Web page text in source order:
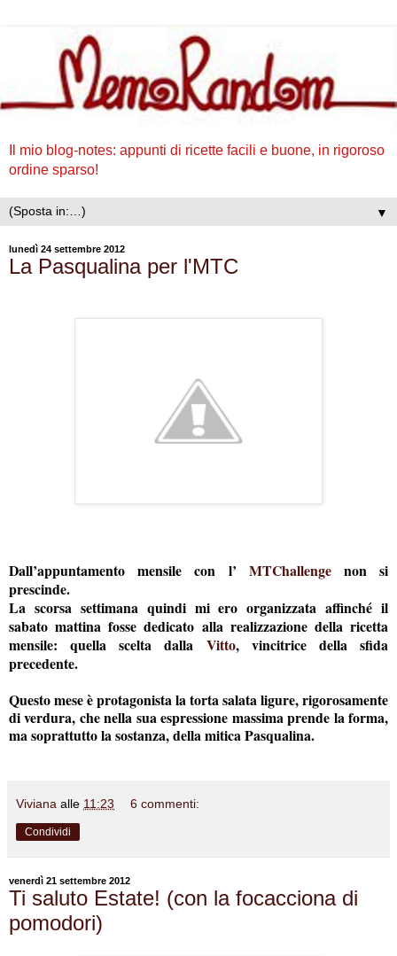
Il mio blog-notes: appunti di ricette facili e buone, in rigoroso
ordine sparso!
▼
lunedì 24 settembre 2012
La Pasqualina per l'MTC
Dall’appuntamento mensile con l’ MTChallengenon si
prescinde.
La scorsa settimana quindi mi ero organizzata affinché il
sabato mattina fosse dedicato alla realizzazione della ricetta
mensile: quella scelta dalla Vitto, vincitrice della sfida
precedente.
Questo mese è protagonista la torta salata ligure, rigorosamente
di verdura, che nella sua espressione massima prende la forma,
ma soprattutto la sostanza, della mitica Pasqualina.
Viviana alle 11:23 6 commenti:
Condividi
venerdì 21 settembre 2012
Ti saluto Estate! (con la focacciona di
pomodori)